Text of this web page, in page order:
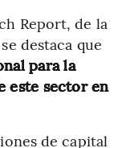
Report, de la
destaca que
para la
este sector en
de capital